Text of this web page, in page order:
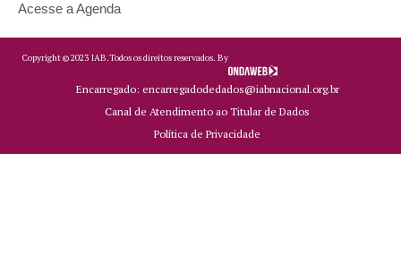
Acesse a Agenda
Copyright ©2023 IAB.Todos os direitos reservados. By
Encarregado: encarregadodedados@iabnacional.org.br
Canal de Atendimento ao Titular de Dados
Política de Privacidade